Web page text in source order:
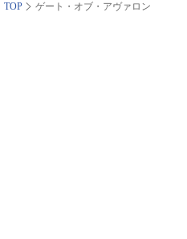
TOP ゲート・オブ・アヴァロン